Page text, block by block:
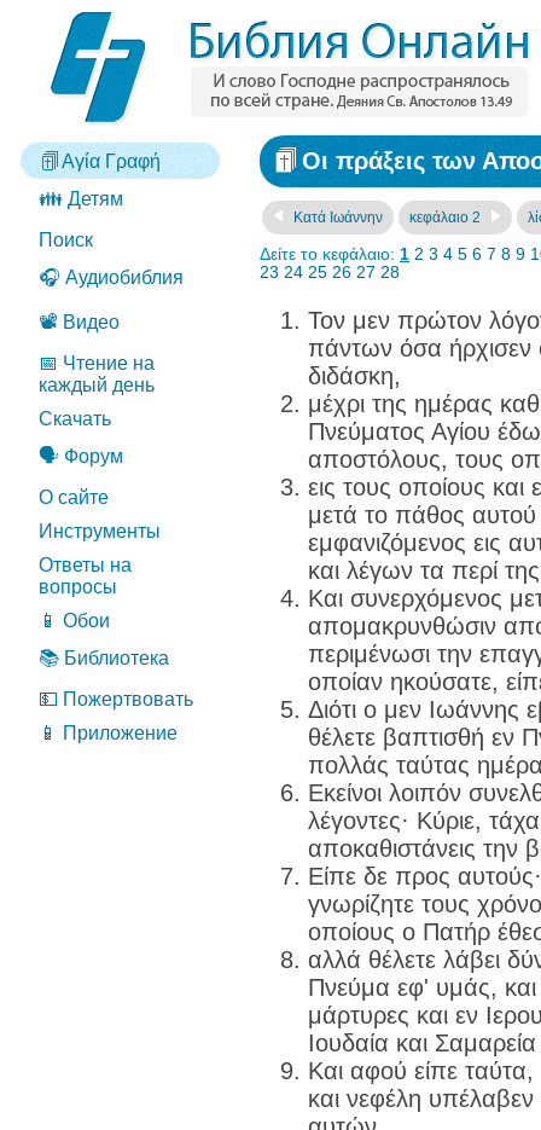
Αγία Γραφή
👪 Детям
Поиск
🎧 Аудиобиблия
📽️ Видео
📅 Чтение на
каждый день
Скачать
🗣️ Форум
О сайте
Инструменты
Ответы на
вопросы
📱 Обои
📚 Библиотека
💵 Пожертвовать
📱 Приложение
Οι πράξεις των
Κατά Ιωάννην κεφάλαιο 2
Δείτε το κεφάλαιο: 1 2 3 4 5 6 7 8 9
23 24 25 26 27 28
Τον μεν πρώτον
πάντων όσα ήρχισεν
διδάσκη,
μέχρι της ημέρας
Πνεύματος Αγίου
αποστόλους, τους
εις τους οποίους
μετά το πάθος
εμφανιζόμενος εις
και λέγων τα περί
Και συνερχόμενος
απομακρυνθώσιν
περιμένωσι την
οποίαν ηκούσατε,
Διότι ο μεν Ιωάννης
θέλετε βαπτισθή εν
πολλάς ταύτας
Εκείνοι λοιπόν
λέγοντες· Κύριε,
αποκαθιστάνεις την
Είπε δε προς
γνωρίζητε τους
οποίους ο Πατήρ
αλλά θέλετε λάβει
Πνεύμα εφ' υμάς, και
μάρτυρες και εν
Ιουδαία και
Και αφού είπε
και νεφέλη